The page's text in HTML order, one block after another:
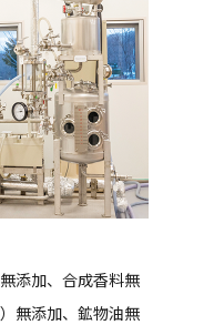
添加、合成香料無
無添加、鉱物油無